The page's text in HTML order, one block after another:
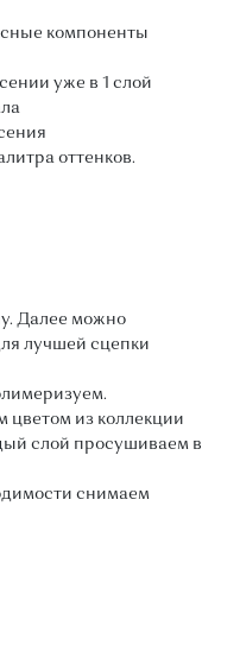
компоненты
уже в 1 слой
оттенков.
Далее можно
лучшей сцепки
цветом из коллекции
слой просушиваем в
снимаем